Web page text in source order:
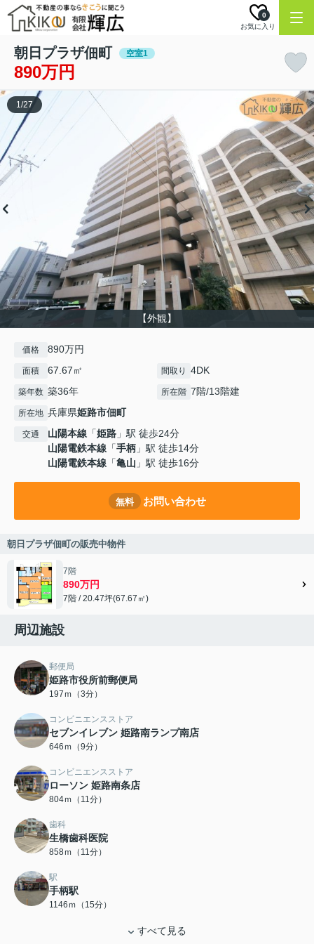
お気に入り
0
朝日プラザ佃町 空室1
890万円
【外観】
1/27
価格 890万円
面積 67.67㎡ 間取り 4DK
築年数 築36年 所在階 7階/13階建
所在地 兵庫県姫路市佃町
交通 山陽本線 「姫路 」駅 徒歩24分
山陽電鉄本線 「手柄 」駅 徒歩14分
山陽電鉄本線 「亀山 」駅 徒歩16分
無料 お問い合わせ
朝日プラザ佃町の販売中物件
7階
890万円
7階 / 20.47坪(67.67㎡)
周辺施設
郵便局
姫路市役所前郵便局
197ｍ（3分）
コンビニエンスストア
セブンイレブン 姫路南ランプ南店
646ｍ（9分）
コンビニエンスストア
ローソン 姫路南条店
804ｍ（11分）
歯科
生橋歯科医院
858ｍ（11分）
駅
手柄駅
1146ｍ（15分）
すべて見る